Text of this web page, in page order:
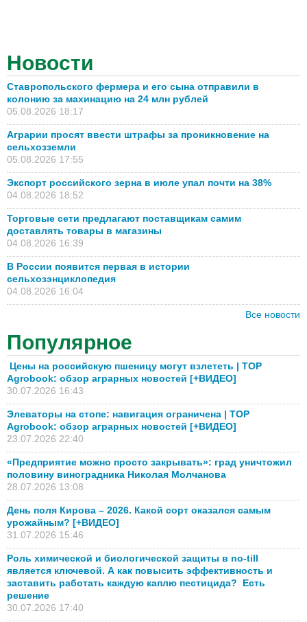
Новости
Ставропольского фермера и его сына отправили в
колонию за махинацию на 24 млн рублей
05.08.2026 18:17
Аграрии просят ввести штрафы за проникновение на
сельхозземли
05.08.2026 17:55
Экспорт российского зерна в июле упал почти на 38%
04.08.2026 18:52
Торговые сети предлагают поставщикам самим
доставлять товары в магазины
04.08.2026 16:39
В России появится первая в истории
сельхозэнциклопедия
04.08.2026 16:04
Все новости
Популярное
Цены на российскую пшеницу могут взлететь | TOP
Agrobook: обзор аграрных новостей [+ВИДЕО]
30.07.2026 16:43
Элеваторы на стопе: навигация ограничена | TOP
Agrobook: обзор аграрных новостей [+ВИДЕО]
23.07.2026 22:40
«Предприятие можно просто закрывать»: град уничтожил
половину виноградника Николая Молчанова
28.07.2026 13:08
День поля Кирова – 2026. Какой сорт оказался самым
урожайным? [+ВИДЕО]
31.07.2026 15:46
Роль химической и биологической защиты в no-till
является ключевой. А как повысить эффективность и
заставить работать каждую каплю пестицида? Есть
решение
30.07.2026 17:40